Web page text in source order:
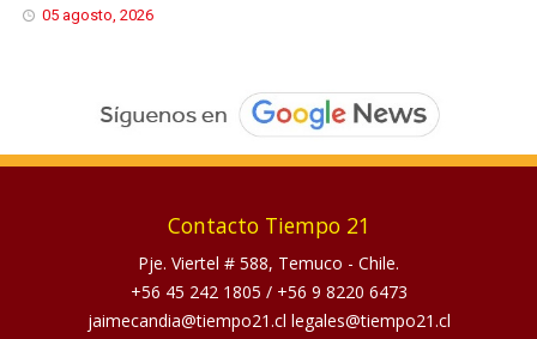
05 agosto, 2026
Contacto Tiempo 21
Pje. Viertel # 588, Temuco - Chile.
+56 45 242 1805 / +56 9 8220 6473
jaimecandia@tiempo21.cl legales@tiempo21.cl